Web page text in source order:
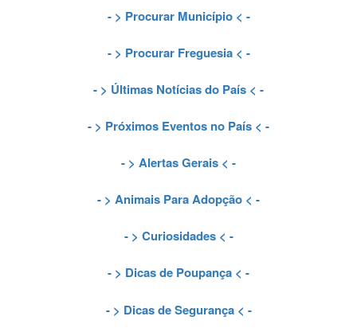
- > Procurar Município< -
- > Procurar Freguesia< -
- > Últimas Notícias do País < -
- > Próximos Eventos no País < -
- > Alertas Gerais < -
- > Animais Para Adopção < -
- > Curiosidades< -
- > Dicas de Poupança < -
- > Dicas de Segurança< -